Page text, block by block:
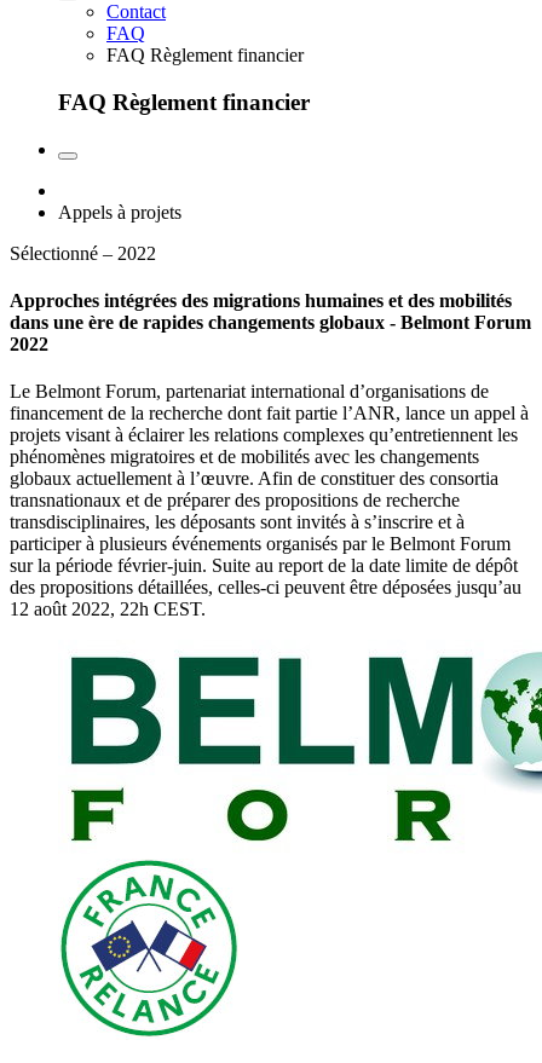
Contact
FAQ
FAQ Règlement financier
FAQ Règlement financier
Appels à projets
Sélectionné – 2022
Approches intégrées des migrations humaines et des mobilités
dans une ère de rapides changements globaux - Belmont Forum
2022
Le Belmont Forum, partenariat international d’organisations de
financement de la recherche dont fait partie l’ANR, lance un appel à
projets visant à éclairer les relations complexes qu’entretiennent les
phénomènes migratoires et de mobilités avec les changements
globaux actuellement à l’œuvre. Afin de constituer des consortia
transnationaux et de préparer des propositions de recherche
transdisciplinaires, les déposants sont invités à s’inscrire et à
participer à plusieurs événements organisés par le Belmont Forum
sur la période février-juin. Suite au report de la date limite de dépôt
des propositions détaillées, celles-ci peuvent être déposées jusqu’au
12 août 2022, 22h CEST.